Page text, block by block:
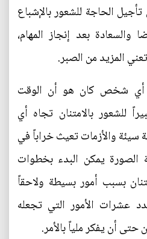
الحاجة للشعور بالإشباع
والسعادة بعد إنجاز المهام،
المزيد من الصبر.
أي شخص كان هو أن الوقت
للشعور بالامتنان تجاه أي
سيئة والأزمات تعيث خراباً في
الصورة يمكن البدء بخطوات
بسبب أمور بسيطة ولاحقاً
الأمور التي تجعله
أن يفكر ملياً بالأمر.